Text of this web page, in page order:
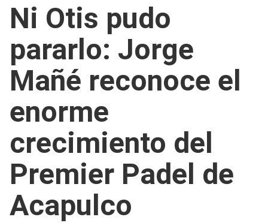
Ni Otis pudo
pararlo: Jorge
Mañé reconoce el
enorme
crecimiento del
Premier Padel de
Acapulco